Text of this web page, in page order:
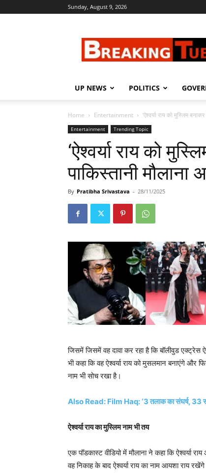
Sunday, August 9, 2026
UP NEWS POLITICS
Home Entertainment ‘ऐश्वर्या राय को मुस्लिम
Entertainment Trending Topic
‘ऐश्वर्या राय को
पाकिस्तानी मौलाना
By Pratibha Srivastava - 28/11/2025
जिसमें जिसमें वह दावा कर रहा है कि बॉलीवुड एक्ट्रेस
भी कहा कि वह ऐश्वर्या राय को मुसलमान बनाएंगे
नाम भी सोच रखा है।
Also Read: Film Haq: ‘3 तलाक का संघर्ष, 33 साल
ऐश्वर्या राय का मुस्लिम नाम भी तय
एक पॉडकास्ट वीडियो में मौलाना ने कहा कि ऐश्वर्या
वह निकाह के बाद ऐश्वर्या राय का नाम आयशा राय